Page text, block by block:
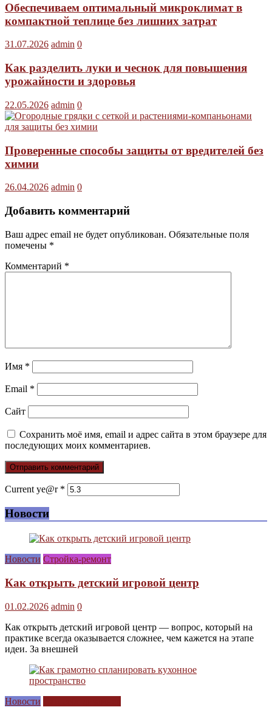
Обеспечиваем оптимальный микроклимат в
компактной теплице без лишних затрат
31.07.2026 admin 0
Как разделить луки и чеснок для повышения
урожайности и здоровья
22.05.2026 admin 0
Проверенные способы защиты от вредителей без
химии
26.04.2026 admin 0
Добавить комментарий
Ваш адрес email не будет опубликован. Обязательные поля
помечены *
Комментарий *
Имя *
Email *
Сайт
Сохранить моё имя, email и адрес сайта в этом браузере для
последующих моих комментариев.
Current ye@r *
Новости
Новости Стройка-ремонт
Как открыть детский игровой центр
01.02.2026 admin 0
Как открыть детский игровой центр — вопрос, который на
практике всегда оказывается сложнее, чем кажется на этапе
идеи. За внешней
Новости